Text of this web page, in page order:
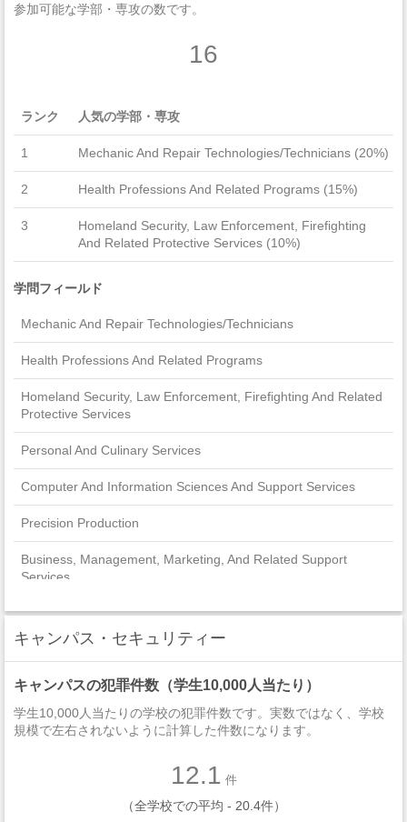
参加可能な学部・専攻の数です。
16
ランク 人気の学部・専攻
1 Mechanic And Repair Technologies/Technicians (20%)
2 Health Professions And Related Programs (15%)
3
Homeland Security, Law Enforcement, Firefighting
And Related Protective Services (10%)
学問フィールド
Mechanic And Repair Technologies/Technicians
Health Professions And Related Programs
Homeland Security, Law Enforcement, Firefighting And Related
Protective Services
Personal And Culinary Services
Computer And Information Sciences And Support Services
Precision Production
Business, Management, Marketing, And Related Support
Services
Family And Consumer Sciences/Human Sciences
Construction Trades
Education
Agriculture, Agriculture Operations, And Related Sciences
キャンパス・セキュリティー
キャンパスの犯罪件数（学生10,000人当たり）
学生10,000人当たりの学校の犯罪件数です。実数ではなく、学校
規模で左右されないように計算した件数になります。
12.1 件
（全学校での平均 - 20.4件）